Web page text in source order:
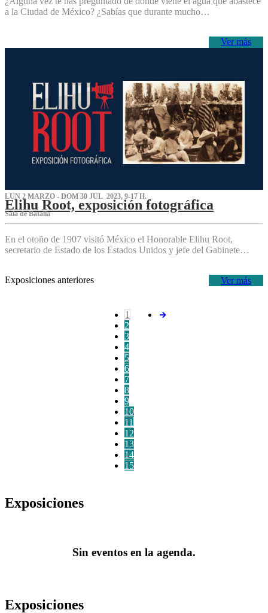
a la Ciudad de México? ¿Sabías que durante mucho…
Ver más
LUN 2 MARZO - DOM 30 JUL 2023, 9-17 H.
Elihu Root, exposición fotográfica
Sala de Batalla
En el otoño de 1907 visitó México el Honorable Elihu Root,
secretario de Estado de los Estados Unidos y jefe del Gabinete…
Ver más
Exposiciones anteriores
1
2
3
4
5
6
7
8
9
10
11
12
13
14
15
Exposiciones
Sin eventos en la agenda.
Exposiciones